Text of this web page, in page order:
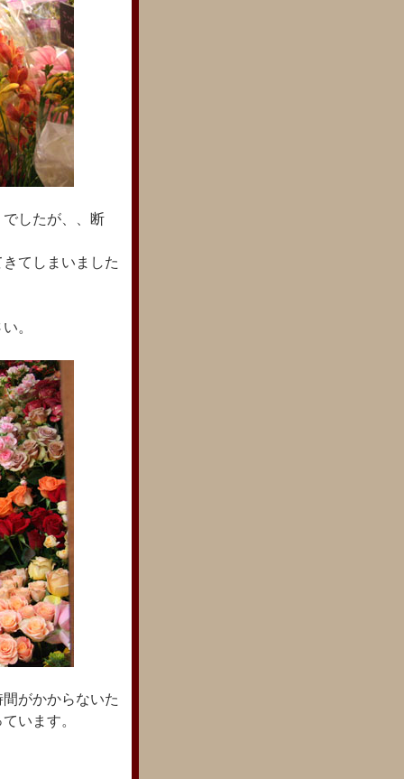
したが、、断
てしまいました
。
がかからないた
います。